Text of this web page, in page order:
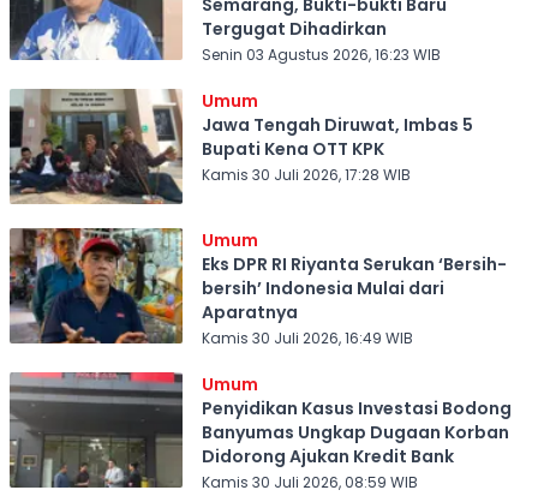
Tergugat Dihadirkan
Senin 03 Agustus 2026, 16:23 WIB
Umum
Jawa Tengah Diruwat, Imbas 5
Bupati Kena OTT KPK
Kamis 30 Juli 2026, 17:28 WIB
Umum
Eks DPR RI Riyanta Serukan ‘Bersih-
bersih’ Indonesia Mulai dari
Aparatnya
Kamis 30 Juli 2026, 16:49 WIB
Umum
Penyidikan Kasus Investasi Bodong
Banyumas Ungkap Dugaan Korban
Didorong Ajukan Kredit Bank
Kamis 30 Juli 2026, 08:59 WIB